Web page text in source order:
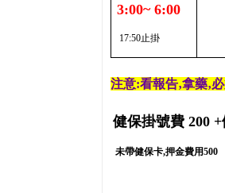
3:00~ 6:00
17:50止掛
注意:看報告‚拿藥‚
健保掛號費 200 +
未帶健保卡,押金費用500